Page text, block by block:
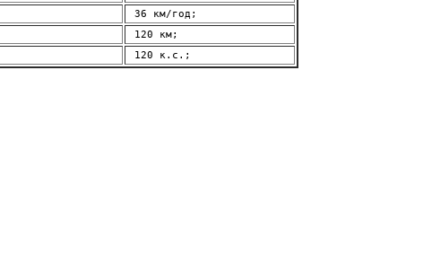
36 км/год;
120 км;
120 к.с.;